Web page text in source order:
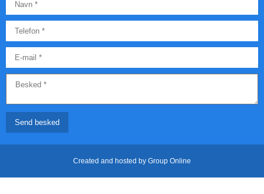
Created and hosted by Group Online